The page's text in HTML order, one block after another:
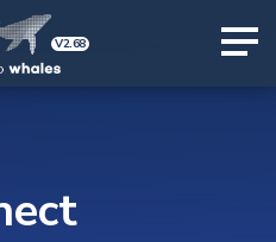
V2.68